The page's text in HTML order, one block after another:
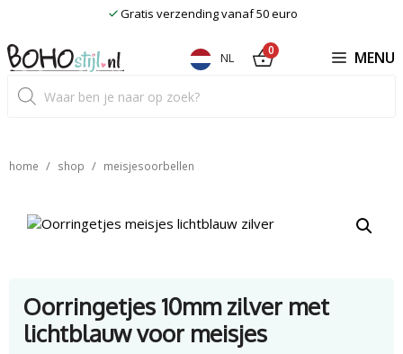
de
inhoud
Gratis verzending vanaf 50 euro
zoeken
NL 0 MENU
home / shop / meisjesoorbellen
Oorringetjes 10mm zilver met
lichtblauw voor meisjes